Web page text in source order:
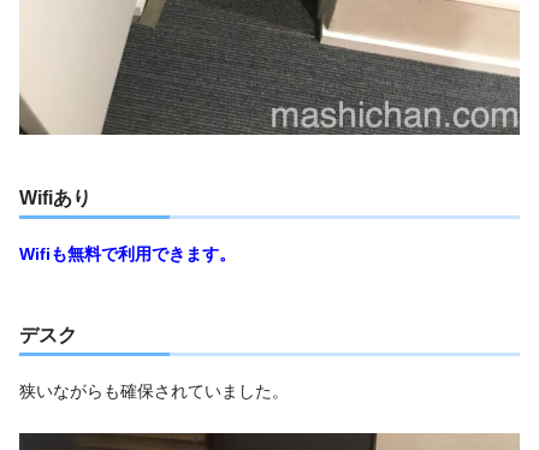
Wifiあり
Wifiも無料で利用できます。
デスク
狭いながらも確保されていました。